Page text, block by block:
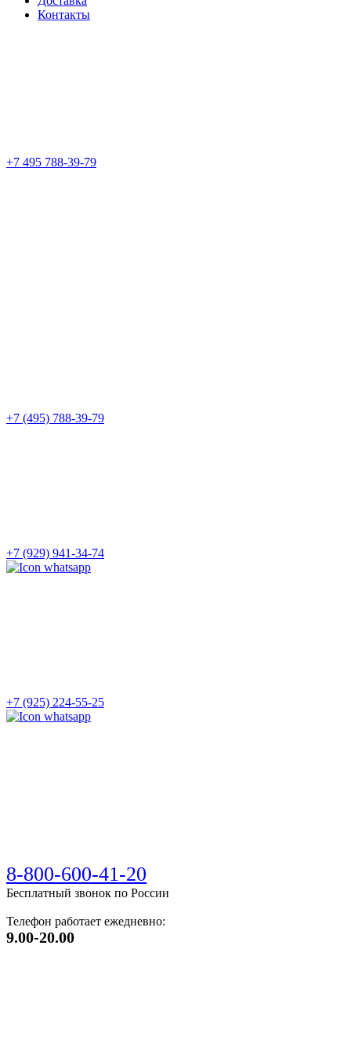
Контакты
+7 495 788-39-79
+7 (495) 788-39-79
+7 (929) 941-34-74
+7 (925) 224-55-25
8-800-600-41-20
Бесплатный звонок по России
Телефон работает ежедневно:
9.00-20.00